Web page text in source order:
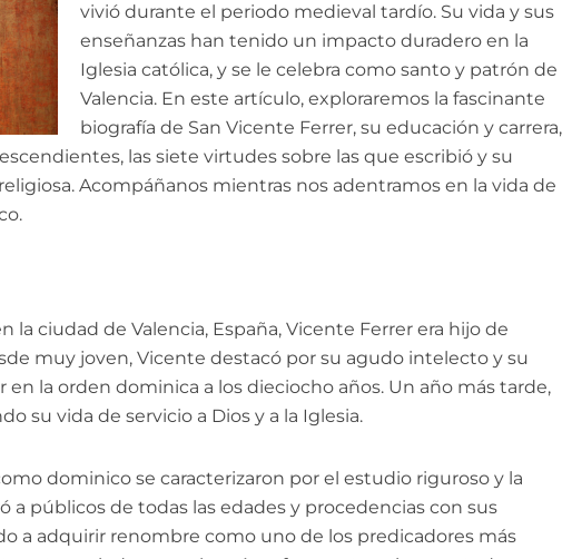
vivió durante el periodo medieval tardío. Su vida y sus
enseñanzas han tenido un impacto duradero en la
Iglesia católica, y se le celebra como santo y patrón de
Valencia. En este artículo, exploraremos la fascinante
biografía de San Vicente Ferrer, su educación y carrera,
las siete virtudes sobre las que escribió y su
Acompáñanos mientras nos adentramos en la vida de
la ciudad de Valencia, España, Vicente Ferrer era hijo de
muy joven, Vicente destacó por su agudo intelecto y su
en la orden dominica a los dieciocho años. Un año más tarde,
su vida de servicio a Dios y a la Iglesia.
dominico se caracterizaron por el estudio riguroso y la
a públicos de todas las edades y procedencias con sus
a adquirir renombre como uno de los predicadores más